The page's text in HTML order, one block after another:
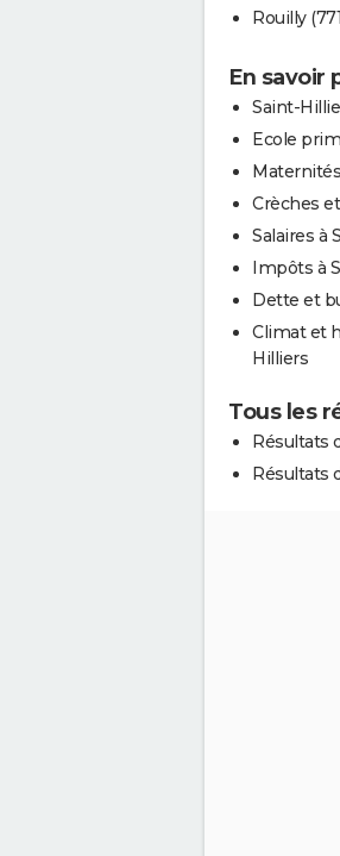
Rouilly
En savoir
Saint-
Ecole
Crèches
Salaires à
Impôts à
Dette et
Climat et
Hilliers
Tous les
Résultats
Résultats